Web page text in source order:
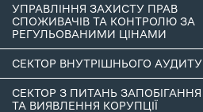
УПРАВЛІННЯ ЗАХИСТУ ПРАВ
СПОЖИВАЧІВ ТА КОНТРОЛЮ ЗА
РЕГУЛЬОВАНИМИ ЦІНАМИ
СЕКТОР ВНУТРІШНЬОГО АУДИТУ
СЕКТОР З ПИТАНЬ ЗАПОБІГАННЯ
ТА ВИЯВЛЕННЯ КОРУПЦІЇ